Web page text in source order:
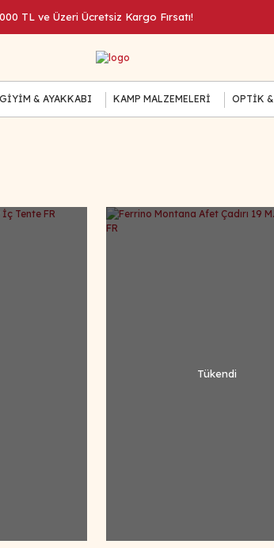
TL ve Üzeri Ücretsiz Kargo Fırsatı!
GİYİM & AYAKKABI KAMP MALZEMELERİ OPTİK
Tükendi